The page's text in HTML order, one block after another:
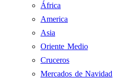
África
America
Asia
Oriente Medio
Cruceros
Mercados de Navidad